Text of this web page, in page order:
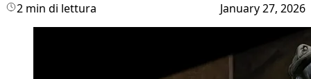
2 min di lettura January 27, 2026